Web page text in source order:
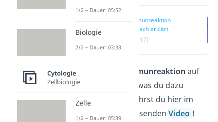
Immunreaktion
einfach erklärt
(00:17)
Was es mit der Immunreaktion auf
sich hat und alles, was du dazu
wissen musst, erfährst du hier im
Beitrag und im passendenVideo !
1/2 – Dauer: 05:52
Biologie
2/2 – Dauer: 03:33
Cytologie
Zellbiologie
Zelle
1/2 – Dauer: 05:39